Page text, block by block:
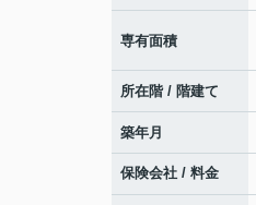
専有面積
所在階 / 階建て
築年月
保険会社 / 料金